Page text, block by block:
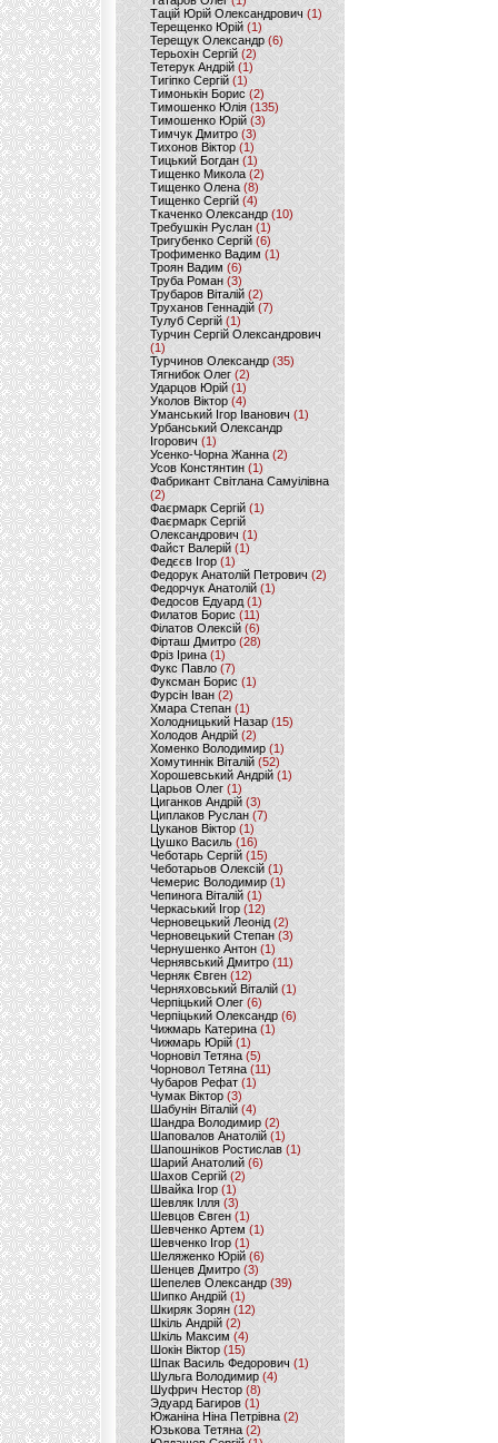
Тацій Юрій Олександрович(1)
Терещенко Юрій(1)
Терещук Олександр(6)
Терьохін Сергій (2)
Тетерук Андрій (1)
Тигіпко Сергій(1)
Тимонькін Борис (2)
Тимошенко Юлія (135)
Тимошенко Юрій(3)
Тимчук Дмитро (3)
Тихонов Віктор (1)
Тицький Богдан (1)
Тищенко Микола (2)
Тищенко Олена (8)
Тищенко Сергій (4)
Ткаченко Олександр (10)
Требушкін Руслан (1)
Тригубенко Сергій(6)
Трофименко Вадим (1)
Троян Вадим (6)
Труба Роман(3)
Трубаров Віталій (2)
Труханов Геннадій (7)
Тулуб Сергій(1)
Турчин Сергій Олександрович
(1)
Турчинов Олександр(35)
Тягнибок Олег (2)
Ударцов Юрій (1)
Уколов Віктор(4)
Уманський Ігор Іванович(1)
Урбанський Олександр
Ігорович (1)
Усенко-Чорна Жанна (2)
Усов Констянтин(1)
Фабрикант Світлана Самуілівна
(2)
Фаєрмарк Сергій(1)
Фаєрмарк Сергій
Олександрович (1)
Файст Валерій(1)
Федєєв Ігор (1)
Федорук Анатолій Петрович (2)
Федорчук Анатолій (1)
Федосов Едуард (1)
Филатов Борис (11)
Філатов Олексій (6)
Фірташ Дмитро (28)
Фріз Ірина (1)
Фукс Павло (7)
Фуксман Борис (1)
Фурсін Іван (2)
Хмара Степан(1)
Холодницький Назар(15)
Холодов Андрій (2)
Хоменко Володимир (1)
Хомутиннік Віталій (52)
Хорошевський Андрій (1)
Царьов Олег (1)
Циганков Андрій (3)
Циплаков Руслан(7)
Цуканов Віктор (1)
Цушко Василь (16)
Чеботарь Сергій (15)
Чеботарьов Олексій (1)
Чемерис Володимир (1)
Чепинога Віталій (1)
Черкаський Ігор (12)
Черновецький Леонід(2)
Черновецький Степан (3)
Чернушенко Антон (1)
Чернявський Дмитро(11)
Черняк Євген(12)
Черняховський Віталій (1)
Черпіцький Олег (6)
Черпіцький Олександр (6)
Чижмарь Катерина (1)
Чижмарь Юрій (1)
Чорновіл Тетяна (5)
Чорновол Тетяна (11)
Чубаров Рефат (1)
Чумак Віктор(3)
Шабунін Віталій (4)
Шандра Володимир (2)
Шаповалов Анатолій(1)
Шапошніков Ростислав(1)
Шарий Анатолий(6)
Шахов Сергій(2)
Швайка Ігор (1)
Шевляк Ілля (3)
Шевцов Євген (1)
Шевченко Артем(1)
Шевченко Ігор(1)
Шеляженко Юрій (6)
Шенцев Дмитро (3)
Шепелев Олександр (39)
Шипко Андрій(1)
Шкиряк Зорян(12)
Шкіль Андрій(2)
Шкіль Максим (4)
Шокін Віктор (15)
Шпак Василь Федорович (1)
Шульга Володимир (4)
Шуфрич Нестор(8)
Эдуард Багиров (1)
Южаніна Ніна Петрівна (2)
Юзькова Тетяна(2)